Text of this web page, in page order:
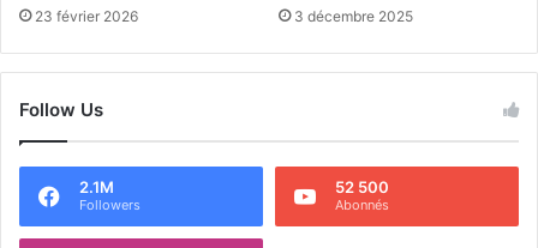
23 février 2026 3 décembre 2025
Follow Us
2.1M
Followers
52 500
Abonnés